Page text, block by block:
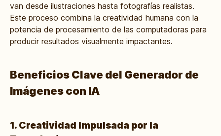
van desde ilustraciones hasta fotografías realistas.
Este proceso combina la creatividad humana con la
potencia de procesamiento de las computadoras para
producir resultados visualmente impactantes.
Beneficios Clave del Generador de
Imágenes con IA
1. Creatividad Impulsada por la